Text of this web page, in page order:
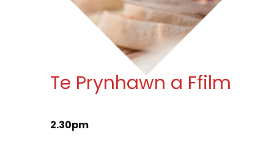
Te Prynhawn a Ffilm
2.30pm